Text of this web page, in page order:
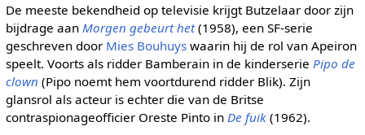
De meeste bekendheid op televisie krijgt Butzelaar door zijn
bijdrage aan Morgen gebeurt het(1958), een SF-serie
geschreven door Mies Bouhuyswaarin hij de rol van Apeiron
speelt. Voorts als ridder Bamberain in de kinderserie Pipo de
clown (Pipo noemt hem voortdurend ridder Blik). Zijn
glansrol als acteur is echter die van de Britse
contraspionageofficier Oreste Pinto in De fuik(1962).